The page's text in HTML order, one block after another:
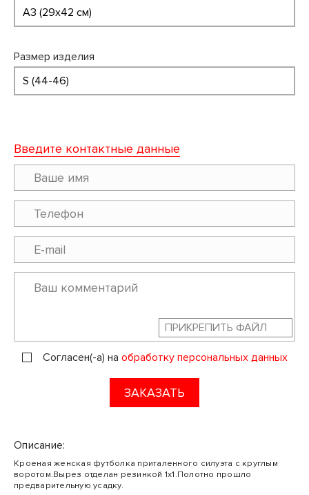
Размер изделия
Введите контактные данные
ПРИКРЕПИТЬ ФАЙЛ
Согласен(-а) на обработку персональных данных
ЗАКАЗАТЬ
Описание:
Кроеная женская футболка приталенного силуэта с круглым
воротом.Вырез отделан резинкой 1х1.Полотно прошло
предварительную усадку.